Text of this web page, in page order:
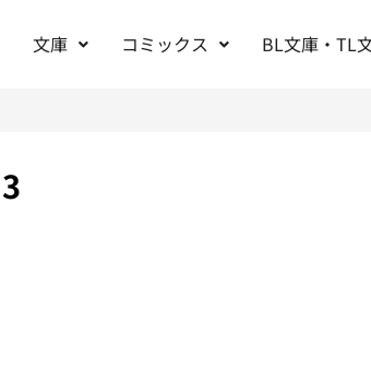
文庫 コミックス BL文庫・TL